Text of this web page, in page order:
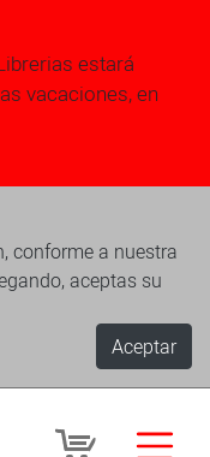
estará
vacaciones, en
conforme a nuestra
aceptas su
Aceptar